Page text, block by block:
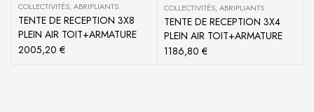
COLLECTIVITÉS,ABRIPLIANTS
TENTE DE RECEPTION 3X8
PLEIN AIR TOIT+ARMATURE
2005,20 €
COLLECTIVITÉS,ABRIPLIANTS
TENTE DE RECEPTION 3X4
PLEIN AIR TOIT+ARMATURE
1186,80 €